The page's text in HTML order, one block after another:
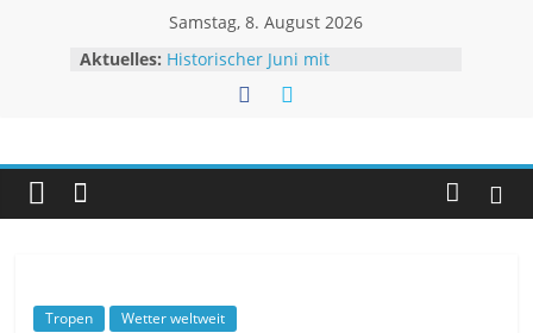
Samstag, 8. August 2026
Aktuelles: Historischer Juni mit
Rekordtemperaturen
Juli 2026 – Hochsommer mit Folgen
Unwetteragentur
powered
Tropen Wetter weltweit